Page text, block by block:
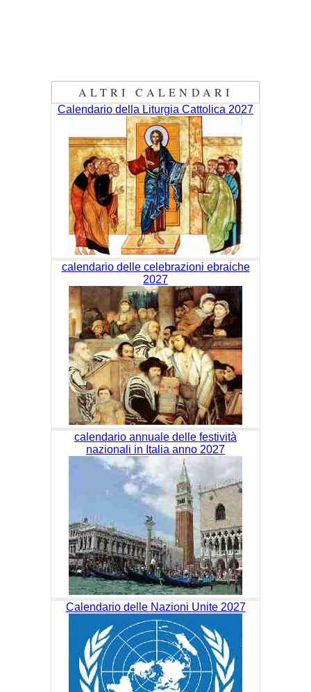
ALTRI CALENDARI
Calendario della Liturgia Cattolica 2027
calendario delle celebrazioni ebraiche
2027
calendario annuale delle festività
nazionali in Italia anno 2027
Calendario delle Nazioni Unite 2027